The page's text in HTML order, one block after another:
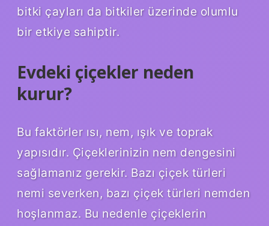
bitki çayları da bitkiler üzerinde olumlu
bir etkiye sahiptir.
Evdeki çiçekler neden
kurur?
Bu faktörler ısı, nem, ışık ve toprak
yapısıdır. Çiçeklerinizin nem dengesini
sağlamanız gerekir. Bazı çiçek türleri
nemi severken, bazı çiçek türleri nemden
hoşlanmaz. Bu nedenle çiçeklerin